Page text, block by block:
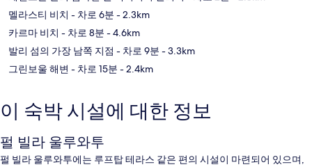
멜라스티 비치 - 차로 6분 - 2.3km
카르마 비치 - 차로 8분 - 4.6km
발리 섬의 가장 남쪽 지점 - 차로 9분 - 3.3km
그린보울 해변 - 차로 15분 - 2.4km
이 숙박 시설에 대한 정보
펄 빌라 울루와투
펄 빌라 울루와투에는 루프탑 테라스 같은 편의 시설이 마련되어 있으며,